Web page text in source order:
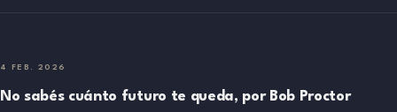
4 FEB. 2026
No sabés cuánto futuro te queda, por Bob Proctor